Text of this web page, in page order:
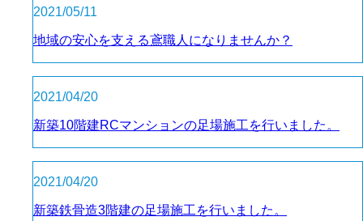
2021/05/11
地域の安心を支える鳶職人になりませんか？
2021/04/20
新築10階建RCマンションの足場施工を行いました。
2021/04/20
新築鉄骨造3階建の足場施工を行いました。